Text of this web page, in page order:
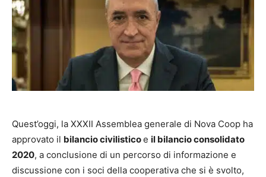
Quest’oggi, la XXXII Assemblea generale di Nova Coop ha
approvato il bilancio civilisticoe il bilancio consolidato
2020, a conclusione di un percorso di informazione e
discussione con i soci della cooperativa che si è svolto,